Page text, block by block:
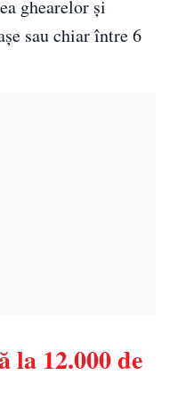
ghearelor și
sau chiar între 6
la 12.000 de